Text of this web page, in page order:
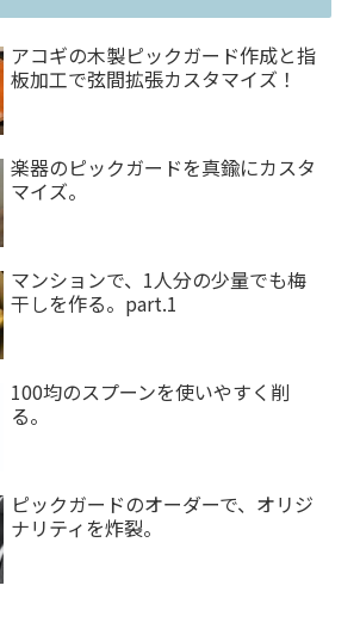
アコギの木製ピックガード作成と指
板加工で弦間拡張カスタマイズ！
楽器のピックガードを真鍮にカスタ
マイズ。
マンションで、1人分の少量でも梅
干しを作る。part.1
100均のスプーンを使いやすく削
る。
ピックガードのオーダーで、オリジ
ナリティを炸裂。